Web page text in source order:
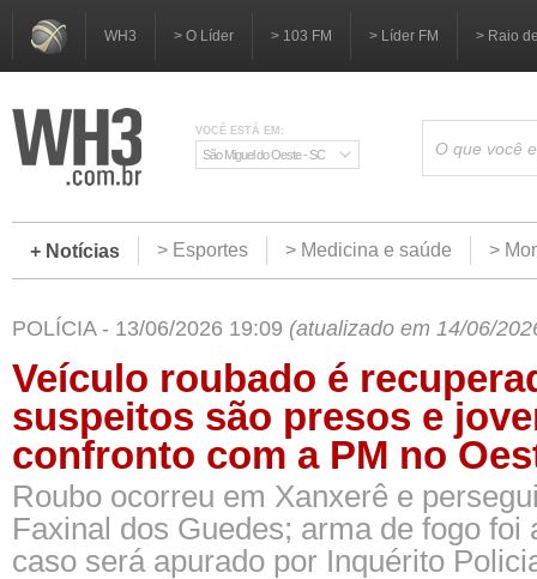
WH3 > O Líder > 103 FM > Líder FM > Raio
VOCÊ ESTÁ EM:
São Miguel do Oeste - SC
+ Notícias > Esportes > Medicina e saúde >
POLÍCIA - 13/06/2026 19:09 (atualizado em 14/06/
Veículo roubado é
suspeitos são presos e
confronto com a PM no
Roubo ocorreu em Xanxerê e
Faxinal dos Guedes; arma de fogo foi
caso será apurado por Inquérito